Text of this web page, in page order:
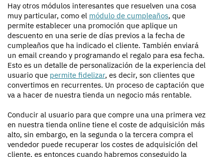
Hay otros módulos interesantes que resuelven una cosa
muy particular, como el módulo de cumpleaños, que
permite establecer una promoción que aplique un
descuento en una serie de días previos a la fecha de
cumpleaños que ha indicado el cliente. También enviará
un email creando y programando el regalo para esa fecha.
Esto es un detalle de personalización de la experiencia del
usuario que permite fidelizar, es decir, son clientes que
convertimos en recurrentes. Un proceso de captación que
va a hacer de nuestra tienda un negocio más rentable.
Conducir al usuario para que compre una una primera vez
en nuestra tienda online tiene el coste de adquisición más
alto, sin embargo, en la segunda o la tercera compra el
vendedor puede recuperar los costes de adquisición del
cliente, es entonces cuando habremos conseguido la